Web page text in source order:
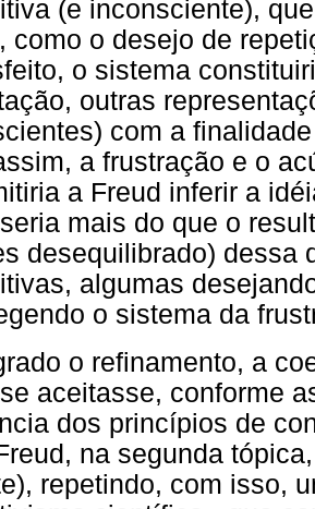
(e inconsciente),
como o desejo de
o sistema
outras
com a
a frustração e o
a Freud inferir a
mais do que o
desequilibrado) dessa
algumas
o sistema da
o refinamento, a
aceitasse, conforme
dos princípios de
na segunda
repetindo, com isso,